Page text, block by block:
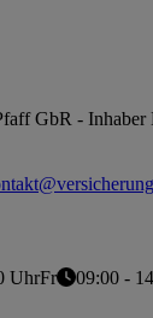
GbR -
UhrFr 09:00 -